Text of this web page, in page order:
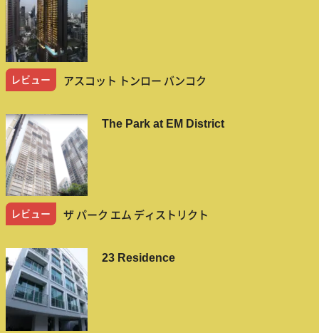
レビュー アスコット トンロー バンコク
The Park at EM District
レビュー ザ パーク エム ディストリクト
23 Residence